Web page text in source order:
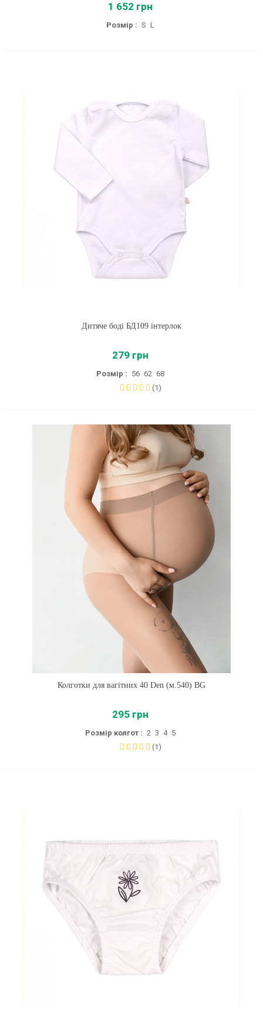
1 652 грн
Розмір : S L
Дитяче боді БД109 інтерлок
279 грн
Розмір : 56 62 68
(1)
Колготки для вагітних 40 Den (м.540) BG
295 грн
Розмір колгот : 2 3 4 5
(1)